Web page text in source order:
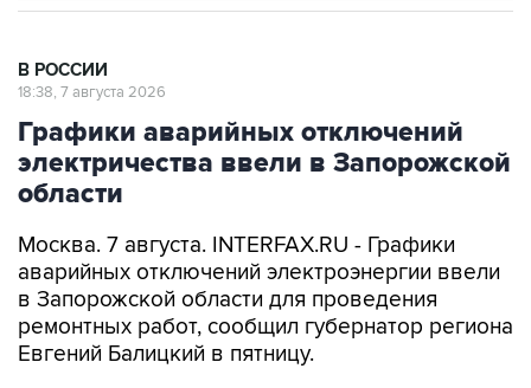
В РОССИИ
18:38, 7 августа 2026
Графики аварийных отключений
электричества ввели в Запорожской
области
Москва. 7 августа. INTERFAX.RU - Графики
аварийных отключений электроэнергии ввели
в Запорожской области для проведения
ремонтных работ, сообщил губернатор региона
Евгений Балицкий в пятницу.